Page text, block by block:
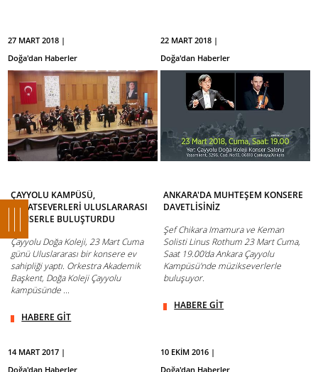
27 MART 2018 |
Doğa'dan Haberler
ÇAYYOLU KAMPÜSÜ,
SANATSEVERLERİ ULUSLARARASI
KONSERLE BULUŞTURDU
Çayyolu Doğa Koleji, 23 Mart Cuma
günü Uluslararası bir konsere ev
sahipliği yaptı. Orkestra Akademik
Başkent, Doğa Koleji Çayyolu
kampüsünde ...
HABERE GİT
22 MART 2018 |
Doğa'dan Haberler
ANKARA'DA MUHTEŞEM KONSERE
DAVETLİSİNİZ
Şef Chikara Imamura ve Keman
Solisti Linus Rothum 23 Mart Cuma,
Saat 19.00'da Ankara Çayyolu
Kampüsü'nde müzikseverlerle
buluşuyor.
HABERE GİT
14 MART 2017 |
Doğa'dan Haberler
10 EKİM 2016 |
Doğa'dan Haberler